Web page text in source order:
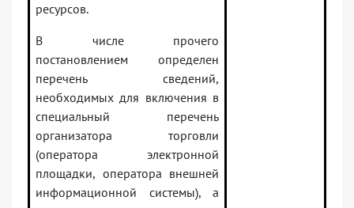
ресурсов.
В числе прочего
постановлением определен
перечень сведений,
необходимых для включения в
специальный перечень
организатора торговли
(оператора электронной
площадки, оператора внешней
информационной системы), а